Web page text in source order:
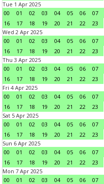
Tue 1 Apr 2025
00
01 02 03 04 05 06 07
16
17 18 19 20 21 22
23
Wed 2 Apr 2025
00
01 02 03 04 05 06 07
16
17 18 19 20 21 22
23
Thu 3 Apr 2025
00
01 02 03 04 05 06 07
16
17 18 19 20 21 22
23
Fri 4 Apr 2025
00
01 02 03 04 05 06 07
16
17 18 19 20 21 22
23
Sat 5 Apr 2025
00
01 02 03 04 05 06 07
16
17 18 19 20 21 22
23
Sun 6 Apr 2025
00
01 02 03 04 05 06 07
16
17 18 19 20 21 22
23
Mon 7 Apr 2025
00
01 02 03 04 05 06 07